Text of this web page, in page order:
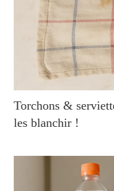
Torchons &
les blanchir !